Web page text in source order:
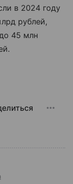
в 2024 году
рублей,
45 млн